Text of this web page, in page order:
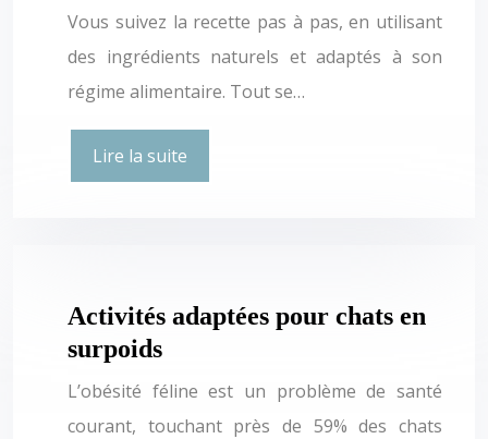
Vous suivez la recette pas à pas, en utilisant
des ingrédients naturels et adaptés à son
régime alimentaire. Tout se…
Lire la suite
Activités adaptées pour chats en
surpoids
L’obésité féline est un problème de santé
courant, touchant près de 59% des chats